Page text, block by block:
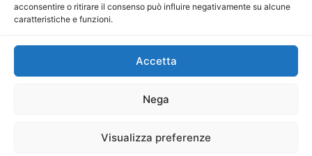
acconsentire o ritirare il consenso può influire negativamente su alcune
caratteristiche e funzioni.
Accetta
Nega
Visualizza preferenze
Direttore Responsabile: Maria Calabrese
P.IVA: 06334930820
Mercurio Comunicazione Società Cooperativa a r.l. è
iscritta al Registro degli Operatori di Comunicazione al
Sito gestito daLa Digitale srl–info@ladigitale.it